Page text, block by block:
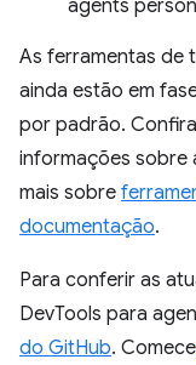
agents
As ferramentas de
ainda estão em
por padrão.
informações sobre
mais sobre
documentação.
Para conferir as
DevTools para
do GitHub. Comece